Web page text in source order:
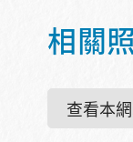
相關
查看本